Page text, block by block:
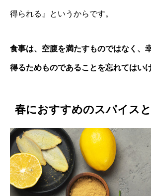
得られる 』というからです。
食事は、空腹を満たすものではなく、
得るためものであることを忘れてはい
春におすすめのスパイス